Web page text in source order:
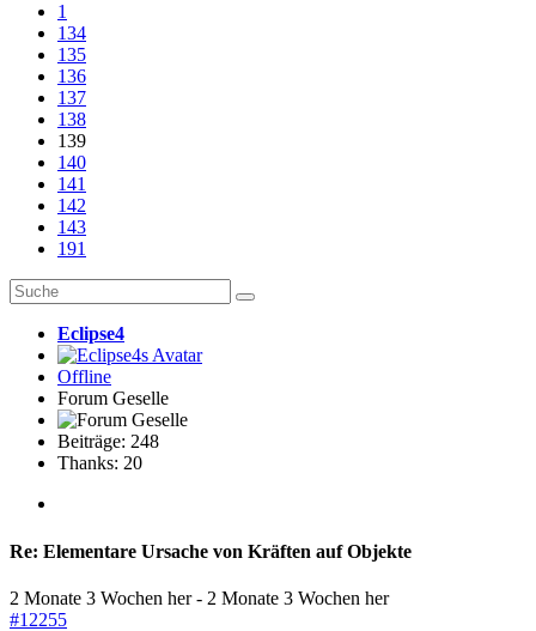
1
134
135
136
137
138
139
140
141
142
143
191
Eclipse4
Offline
Forum Geselle
Beiträge: 248
Thanks: 20
Re: Elementare Ursache von Kräften auf Objekte
2 Monate 3 Wochen her- 2 Monate 3 Wochen her
#12255